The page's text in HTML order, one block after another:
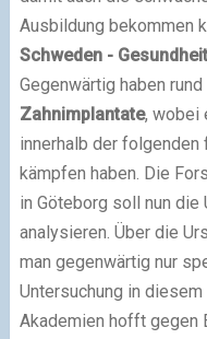
Ausbildung bekommen
Schweden - Gesundheit
Gegenwärtig haben
Zahnimplantate, wobei
innerhalb der
kämpfen haben. Die
in Göteborg soll nun
analysieren. Über die
man gegenwärtig nur
Untersuchung in
Akademien hofft gegen